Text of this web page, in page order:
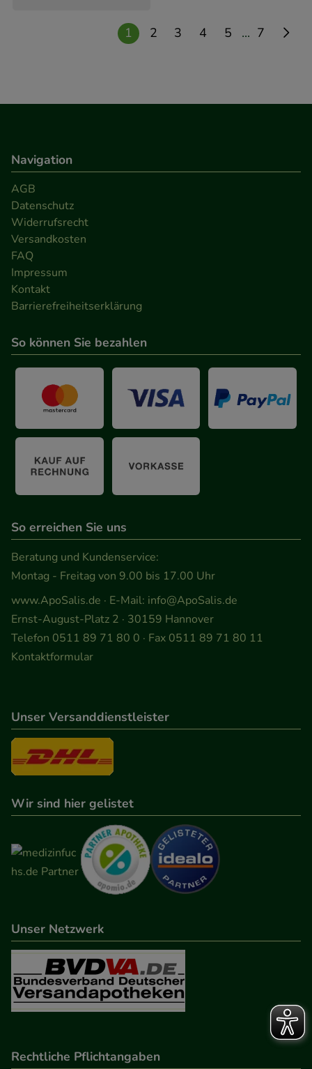
1 2 3 4 5 ... 7
Navigation
AGB
Datenschutz
Widerrufsrecht
Versandkosten
FAQ
Impressum
Kontakt
Barrierefreiheitserklärung
So können Sie bezahlen
So erreichen Sie uns
Beratung und Kundenservice:
Montag - Freitag von 9.00 bis 17.00 Uhr
www.ApoSalis.de · E-Mail: info@ApoSalis.de
Ernst-August-Platz 2 · 30159 Hannover
Telefon 0511 89 71 80 0 · Fax 0511 89 71 80 11
Kontaktformular
Unser Versanddienstleister
Wir sind hier gelistet
Unser Netzwerk
Rechtliche Pflichtangaben